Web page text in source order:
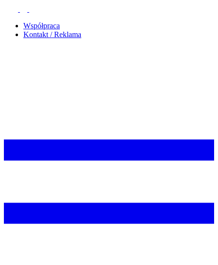
Współpraca
Kontakt / Reklama